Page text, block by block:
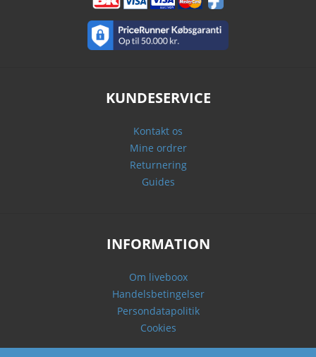
KUNDESERVICE
Kontakt os
Mine ordrer
Returnering
Guides
INFORMATION
Om liveboox
Handelsbetingelser
Persondatapolitik
Cookies